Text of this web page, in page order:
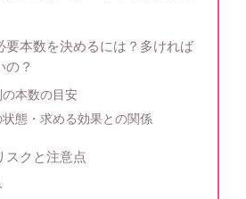
要本数を決めるには？多ければ
の？
本数の目安
態・求める効果との関係
スクと注意点